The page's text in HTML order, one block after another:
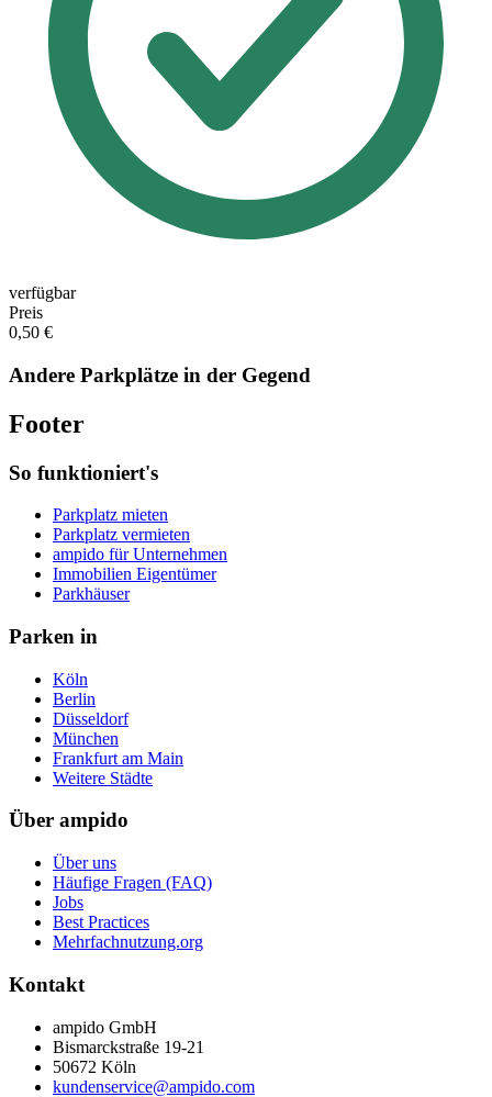
verfügbar
Preis
0,50 €
Andere Parkplätze in der Gegend
Footer
So funktioniert's
Parkplatz mieten
Parkplatz vermieten
ampido für Unternehmen
Immobilien Eigentümer
Parkhäuser
Parken in
Köln
Berlin
Düsseldorf
München
Frankfurt am Main
Weitere Städte
Über ampido
Über uns
Häufige Fragen (FAQ)
Jobs
Best Practices
Mehrfachnutzung.org
Kontakt
ampido GmbH
Bismarckstraße 19-21
50672 Köln
kundenservice@ampido.com